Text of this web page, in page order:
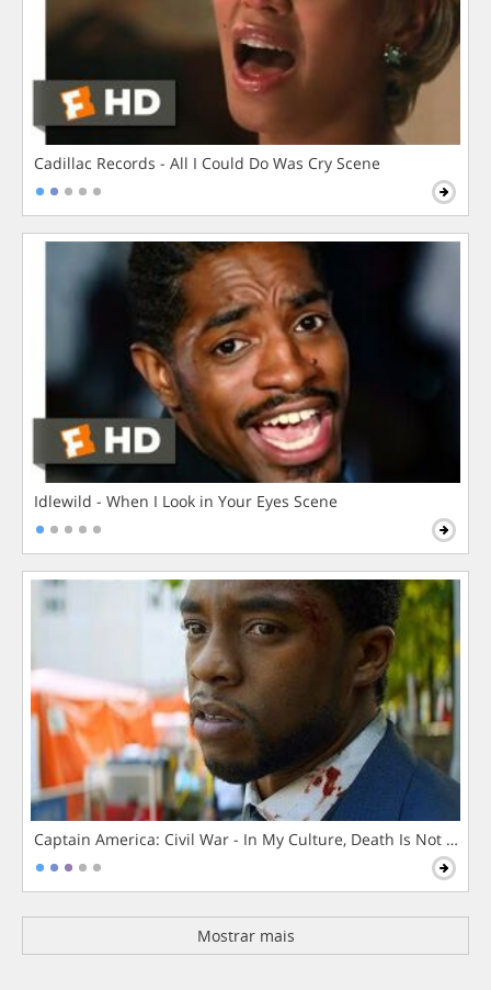
Cadillac Records - All I Could Do Was Cry Scene
Idlewild - When I Look in Your Eyes Scene
Captain America: Civil War - In My Culture, Death Is Not The
Mostrar mais